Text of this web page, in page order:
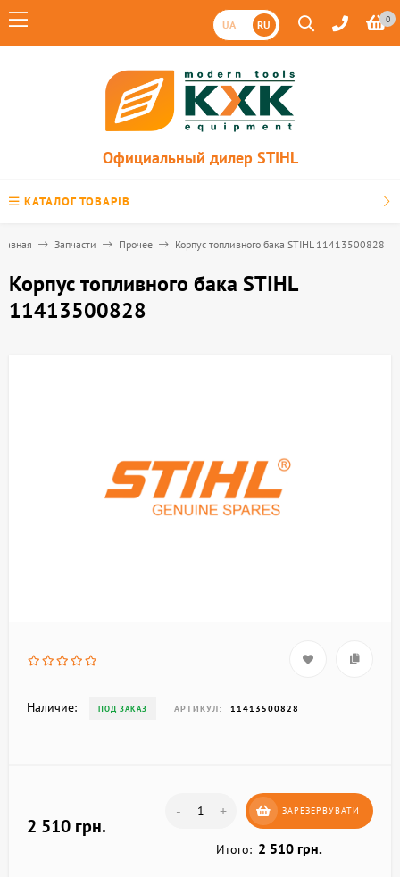
UA RU 0
Официальный дилер STIHL
КАТАЛОГ ТОВАРІВ
Запчасти Прочее Корпус топливного бака STIHL 11413500828
Корпус топливного бака STIHL
11413500828
Наличие: ПОД ЗАКАЗ АРТИКУЛ: 11413500828
2 510 грн.
- + ЗАРЕЗЕРВУВАТИ
Итого: 2 510 грн.